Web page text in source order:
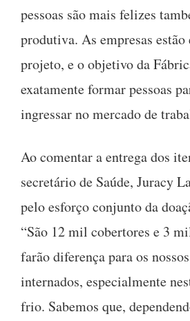
pessoas são mais felizes
produtiva. As empresas estão
projeto, e o objetivo da
exatamente formar pessoas
ingressar no mercado de
Ao comentar a entrega dos
secretário de Saúde, Juracy
pelo esforço conjunto da
“São 12 mil cobertores e 3
farão diferença para os
internados, especialmente
frio. Sabemos que,